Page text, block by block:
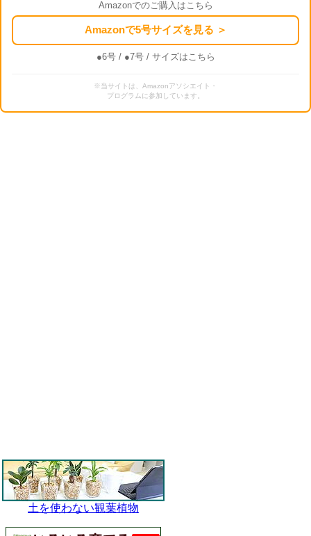
Amazonでのご購入はこちら
Amazonで5号サイズを見る ＞
●6号/ ●7号/ サイズはこちら
※当サイトは、Amazonアソシエイト・
プログラムに参加しています。
土を使わない観葉植物